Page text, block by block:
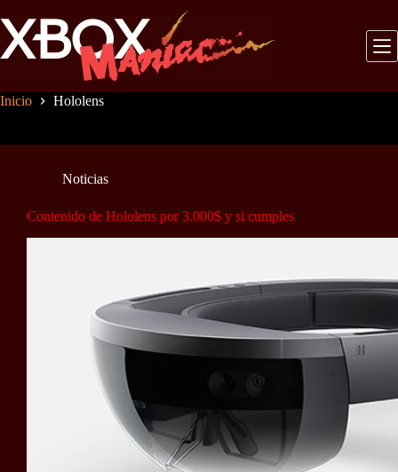
al
contenido
Inicio Hololens
Noticias
Contenido de Hololens por 3.000$ y si cumples